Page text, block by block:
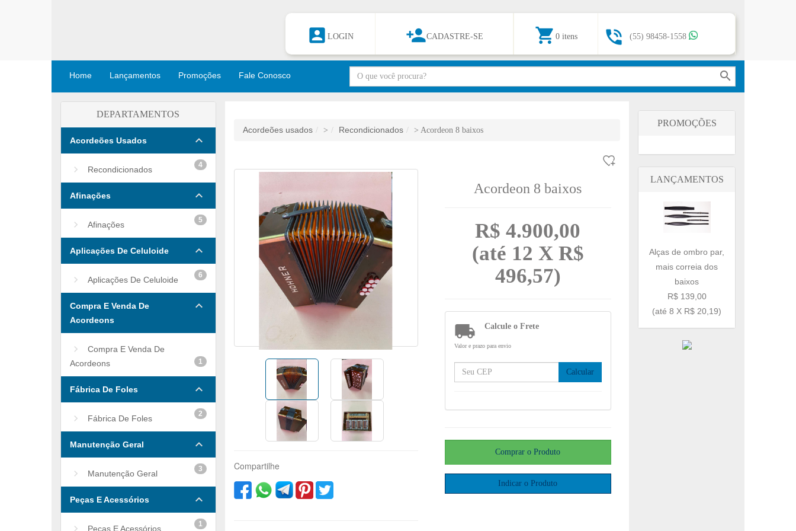
 LOGIN CADASTRE-SE shopping_cart 0 itens  (55) 98458-1558
Home Lançamentos Promoções Fale Conosco search
DEPARTAMENTOS
Acordeões Usados keyboard_arrow_down
Recondicionados 4
Afinações keyboard_arrow_down
Afinações 5
Aplicações De Celuloide keyboard_arrow_down
Aplicações De Celuloide 6
Compra E Venda De
Acordeons
keyboard_arrow_down
Compra E Venda De
Acordeons
1
Fábrica De Foles keyboard_arrow_down
Fábrica De Foles 2
Manutenção Geral keyboard_arrow_down
Manutenção Geral 3
Peças E Acessórios keyboard_arrow_down
Peças E Acessórios 1
Acordeões usados > Recondicionados > Acordeon 8 baixos
Compartilhe
Acordeon 8 baixos
R$ 4.900,00
(até 12 X R$
496,57)
 Calcule o Frete
Valor e prazo para envio
Calcular
PROMOÇÕES
LANÇAMENTOS
Alças de ombro par,
mais correia dos
baixos
R$ 139,00
(até 8 X R$ 20,19)